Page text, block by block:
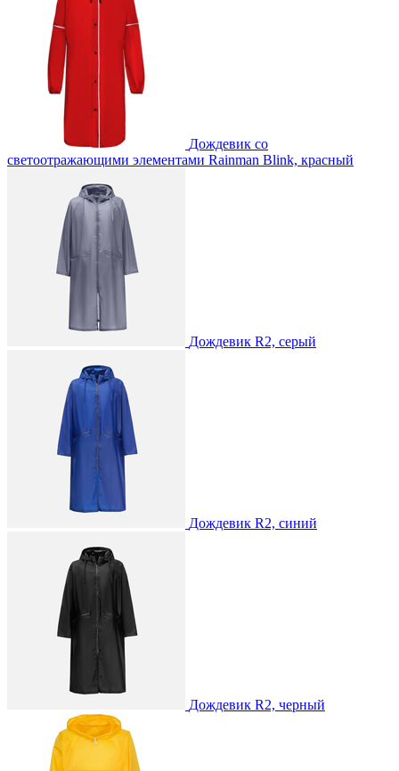
Дождевик со
светоотражающими элементами Rainman Blink, красный
Дождевик R2, серый
Дождевик R2, синий
Дождевик R2, черный